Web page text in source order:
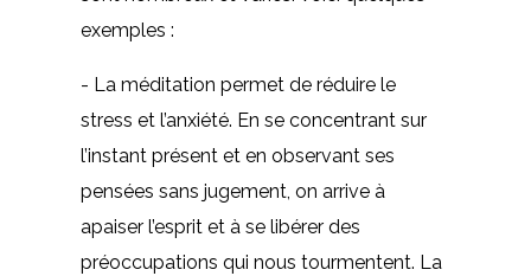
exemples :
- La méditation permet de réduire le
stress et l’anxiété. En se concentrant sur
l’instant présent et en observant ses
pensées sans jugement, on arrive à
apaiser l’esprit et à se libérer des
préoccupations qui nous tourmentent. La